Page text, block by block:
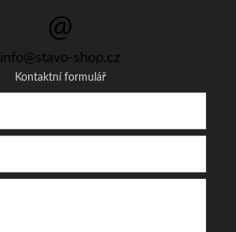
info@stavo-shop.cz
Kontaktní formulář